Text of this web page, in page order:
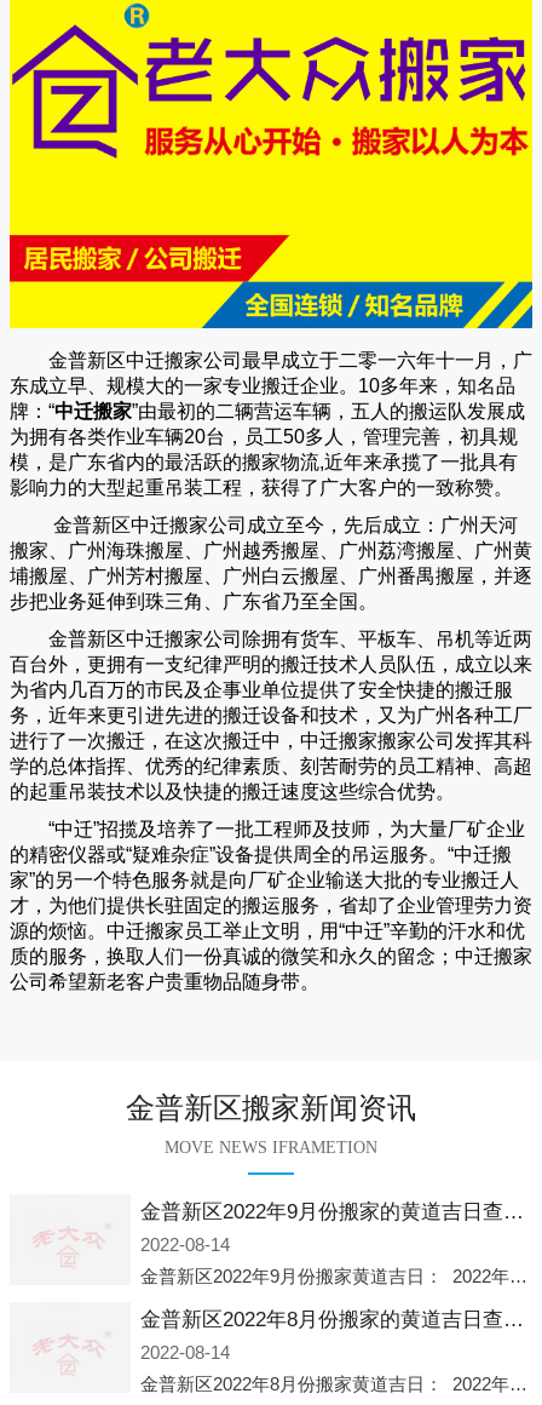
金普新区中迁搬家公司 最早成立于二零一六年十一月，广
东成立早、规模大的一家专业搬迁企业。10多年来，知名品
牌：“中迁搬家”由最初的二辆营运车辆，五人的搬运队发展成
为拥有各类作业车辆20台，员工50多人，管理完善，初具规
模，是广东省内的最活跃的搬家物流,近年来承揽了一批具有
影响力的大型起重吊装工程，获得了广大客户的一致称赞。
金普新区中迁搬家公司成立至今，先后成立：广州天河
搬家、广州海珠搬屋、广州越秀搬屋、广州荔湾搬屋、广州黄
埔搬屋、广州芳村搬屋、广州白云搬屋、广州番禺搬屋，并逐
步把业务延伸到珠三角、广东省乃至全国。
金普新区中迁搬家公司除拥有货车、平板车、吊机等近两
百台外，更拥有一支纪律严明的搬迁技术人员队伍，成立以来
为省内几百万的市民及企事业单位提供了安全快捷的搬迁服
务，近年来更引进先进的搬迁设备和技术，又为广州各种工厂
进行了一次搬迁，在这次搬迁中， 中迁搬家搬家公司发挥其科
学的总体指挥、优秀的纪律素质、刻苦耐劳的员工精神、高超
的起重吊装技术以及快捷的搬迁速度这些综合优势。
“中迁”招揽及培养了一批工程师及技师，为大量厂矿企业
的精密仪器或“疑难杂症”设备提供周全的吊运服务。“中迁搬
家”的另一个特色服务就是向厂矿企业输送大批的专业搬迁人
才，为他们提供长驻固定的搬运服务，省却了企业管理劳力资
源的烦恼。 中迁搬家员工举止文明，用“中迁”辛勤的汗水和优
质的服务，换取人们一份真诚的微笑和永久的留念； 中迁搬家
公司希望新老客户贵重物品随身带。
金普新区搬家新闻资讯
MOVE NEWS IFRAMETION
金普新区2022年9月份搬家的黄道吉日查询大全一览表哪天适合搬家好日子
2022-08-14
金普新区2022年9月份搬家黄道吉日： 2022年9月6日 「星期二」 农历八月十一2022年9月12日 「星期一」 农历八月十七2022年9月16日 「星期五」 农历八月廿一2022年9月2
金普新区2022年8月份搬家的黄道吉日查询大全一览表哪天适合搬家好日子
2022-08-14
金普新区2022年8月份搬家黄道吉日： 2022年8月2日 「星期二」 农历七月初五2022年8月6日 「星期六」 农历七月初九2022年8月8日 「星期一」 农历七月十一2022年8月10日 「